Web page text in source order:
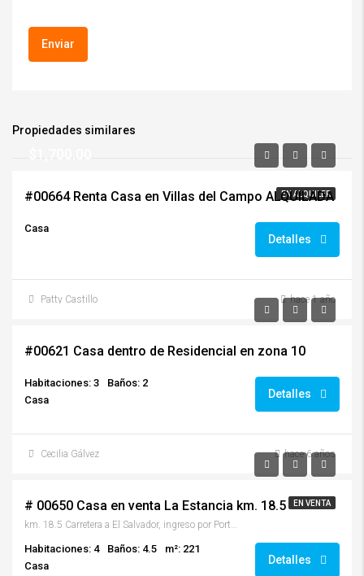
Propiedades similares
EN ALQUILER
$1,700.00
#00664 Renta Casa en Villas del Campo ALQUILADA
Casa
Detalles
Patty Castillo hace 1 año
$1,000.00/+IVA
#00621 Casa dentro de Residencial en zona 10
Habitaciones: 3
Baños: 2
Casa
Detalles
Cecilia Gálvez hace 6 años
EN VENTA
# 00650 Casa en venta La Estancia km. 18.5
km. 18.5 Carretera a El Salvador, ingreso por Portal Sole
Habitaciones: 4 Baños: 4.5
m²: 221
Casa
Detalles